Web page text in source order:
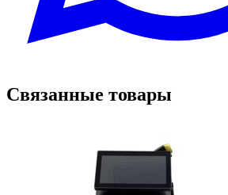
Связанные товары